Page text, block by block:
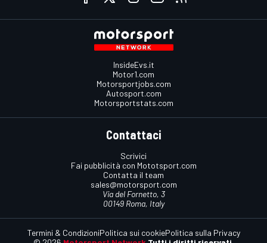
InsideEvs.it
Motor1.com
Motorsportjobs.com
Autosport.com
Motorsportstats.com
Contattaci
Scrivici
Fai pubblicità con Mototsport.com
Contatta il team
sales@motorsport.com
Via del Fornetto, 3
00149 Roma, Italy
Termini & CondizioniPolitica sui cookiePolitica sulla Privacy